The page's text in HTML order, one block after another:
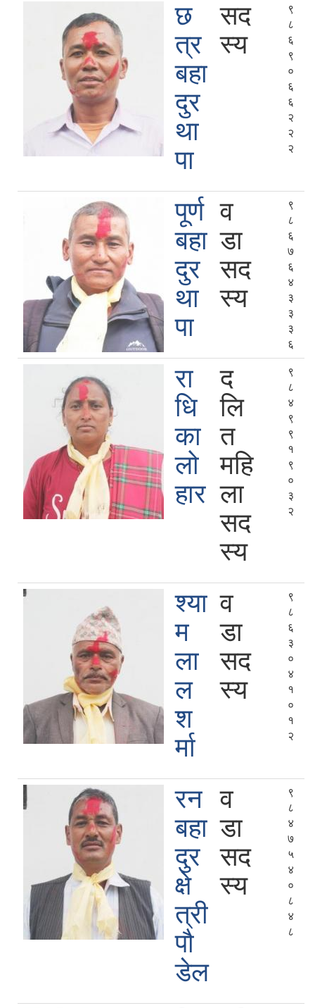
छ
त्र
बहा
दुर
था
पा
सद
स्य
९
८
६
९
०
६
६
२
२
२
पूर्ण
बहा
दुर
था
पा
व
डा
सद
स्य
९
८
६
७
६
४
३
३
३
६
रा
धि
का
लो
हार
द
लि
त
महि
ला
सद
स्य
९
८
४
९
९
१
९
०
३
२
श्या
म
ला
ल
श
र्मा
व
डा
सद
स्य
९
८
६
३
०
४
१
०
१
२
रन
बहा
दुर
क्षे
त्री
पौ
डेल
व
डा
सद
स्य
९
८
४
७
५
४
०
८
४
८